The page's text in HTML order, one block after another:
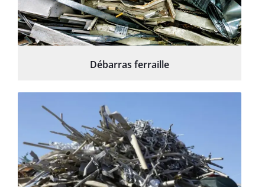
Débarras ferraille